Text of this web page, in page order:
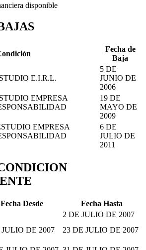
disponible
Fecha de
Baja
E.I.R.L.
5 DE
JUNIO DE
2006
EMPRESA
19 DE
MAYO DE
2009
EMPRESA
6 DE
JULIO DE
2011
Fecha Desde
Fecha Hasta
2 DE JULIO DE 2007
DE 2007
23 DE JULIO DE 2007